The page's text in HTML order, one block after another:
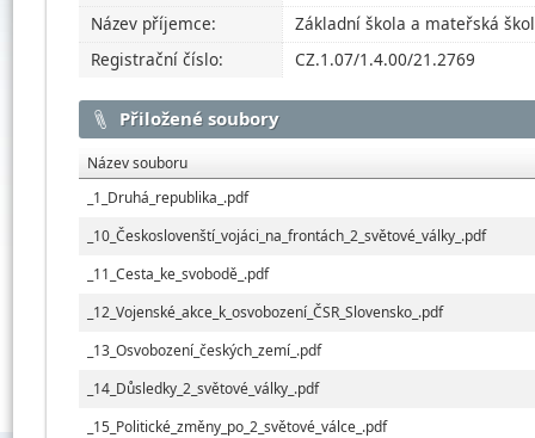
Název příjemce:
Základní škola a mateřská
Registrační číslo:
CZ.1.07/1.4.00/21.2769
Přiložené soubory
Název souboru
_1_Druhá_republika_.pdf
_10_Českoslovenští_vojáci_na_frontách_2_světové_války_.pdf
_11_Cesta_ke_svobodě_.pdf
_12_Vojenské_akce_k_osvobození_ČSR_Slovensko_.pdf
_13_Osvobození_českých_zemí_.pdf
_14_Důsledky_2_světové_války_.pdf
_15_Politické_změny_po_2_světové_válce_.pdf